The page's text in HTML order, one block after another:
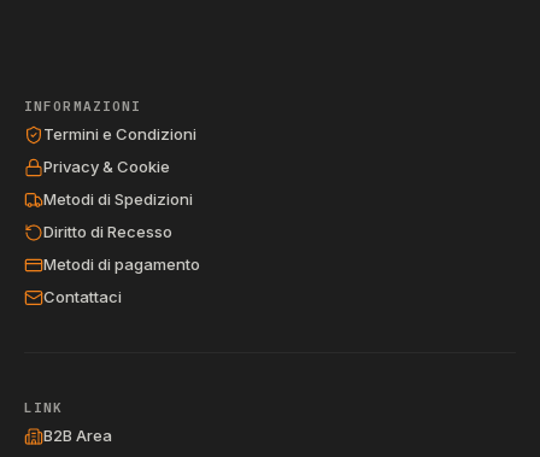
INFORMAZIONI
Termini e Condizioni
Privacy & Cookie
Metodi di Spedizioni
Diritto di Recesso
Metodi di pagamento
Contattaci
LINK
B2B Area